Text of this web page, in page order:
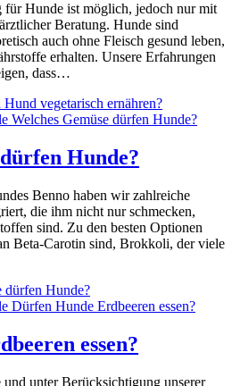
für Hunde ist möglich, jedoch nur mit
Beratung. Hunde sind
auch ohne Fleisch gesund leben,
erhalten. Unsere Erfahrungen
dass…
vegetarisch ernähren?
Hunde?
Benno haben wir zahlreiche
die ihm nicht nur schmecken,
sind. Zu den besten Optionen
Beta-Carotin sind, Brokkoli, der viele
dürfen Hunde?
essen?
unter Berücksichtigung unserer